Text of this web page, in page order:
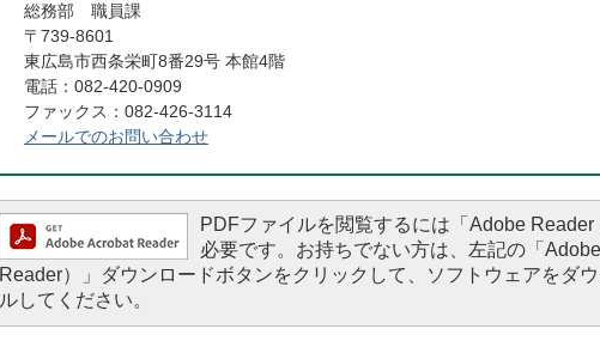
総務部 職員課
〒739-8601
東広島市西条栄町8番29号 本館4階
電話：082-420-0909
ファックス：082-426-3114
メールでのお問い合わせ
PDFファイルを閲覧するには「Adobe
必要です。お持ちでない方は、左記の「
Reader）」ダウンロードボタンをクリックして、ソフトウェアをダ
ルしてください。